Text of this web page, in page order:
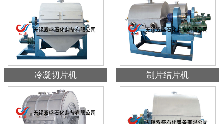
冷凝切片机 制片结片机